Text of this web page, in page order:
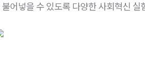
어넣을 수 있도록 다양한 사회혁신